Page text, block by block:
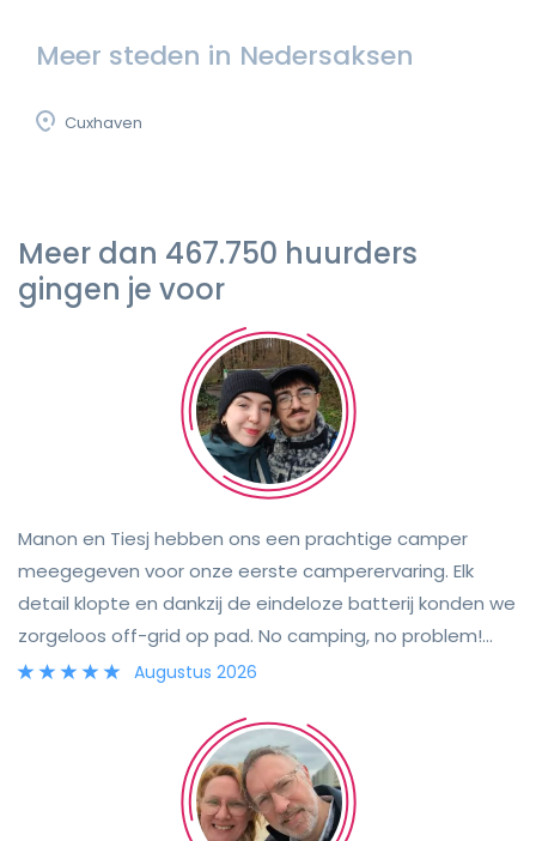
Meer steden in Nedersaksen
Cuxhaven
Meer dan 467.750 huurders
gingen je voor
Manon en Tiesj hebben ons een prachtige camper
meegegeven voor onze eerste camperervaring. Elk
detail klopte en dankzij de eindeloze batterij konden we
zorgeloos off-grid op pad. No camping, no problem!
Alles wat we nodig hadden, zat gewoon in ons busje.
alleen maar aanraden om met Beluga op avontuur te
gaan. Bedankt Manon en Tiesj voor deze geweldige
eerste camperervaring! 🌄✨
Augustus 2026